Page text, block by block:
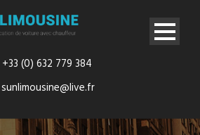
+33 (0) 632 779 384
sunlimousine@live.fr